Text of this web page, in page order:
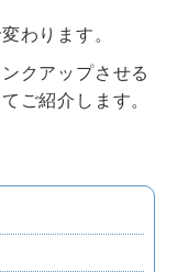
わります。
クアップさせる
ご紹介します。